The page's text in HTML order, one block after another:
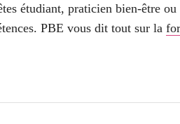
étudiant, praticien bien-être
PBE vous dit tout sur la